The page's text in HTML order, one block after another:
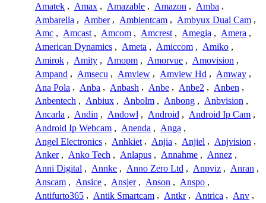
Amatek , Amax , Amazable , Amazon , Amba ,
Ambarella , Amber , Ambientcam , Ambyux Dual Cam ,
Amc , Amcast , Amcom , Amcrest , Amegia , Amera ,
American Dynamics , Ameta , Amiccom , Amiko ,
Amirok , Amity , Amopm , Amorvue , Amovision ,
Ampand , Amsecu , Amview , Amview Hd , Amway ,
Ana Pola , Anba , Anbash , Anbe , Anbe2 , Anben ,
Anbentech , Anbiux , Anbolm , Anbong , Anbvision ,
Ancarla , Andin , Andowl , Android , Android Ip Cam ,
Android Ip Webcam , Anenda , Anga ,
Angel Electronics , Anhkiet , Anjia , Anjiel , Anjvision ,
Anker , Anko Tech , Anlapus , Annahme , Annez ,
Anni Digital , Annke , Anno Zero Ltd , Anpviz , Anran ,
Anscam , Ansice , Ansjer , Anson , Anspo ,
Antifurto365 , Antik Smartcam , Antkr , Antrica , Anv ,